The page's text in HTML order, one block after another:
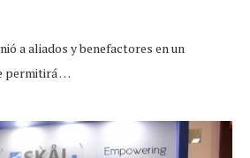
a aliados y benefactores en un
permitirá …